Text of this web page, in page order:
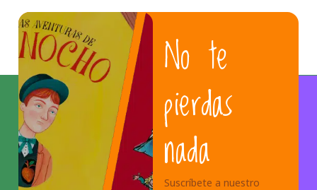
No te
pierdas
nada
Suscríbete a nuestro